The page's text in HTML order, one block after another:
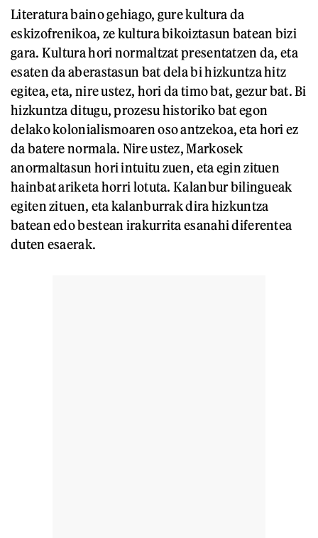
Literatura baino gehiago, gure kultura da
eskizofrenikoa, ze kultura bikoiztasun batean bizi
gara. Kultura hori normaltzat presentatzen da, eta
esaten da aberastasun bat dela bi hizkuntza hitz
egitea, eta, nire ustez, hori da timo bat, gezur bat. Bi
hizkuntza ditugu, prozesu historiko bat egon
delako kolonialismoaren oso antzekoa, eta hori ez
da batere normala. Nire ustez, Markosek
anormaltasun hori intuitu zuen, eta egin zituen
hainbat ariketa horri lotuta. Kalanbur bilingueak
egiten zituen, eta kalanburrak dira hizkuntza
batean edo bestean irakurrita esanahi diferentea
duten esaerak.